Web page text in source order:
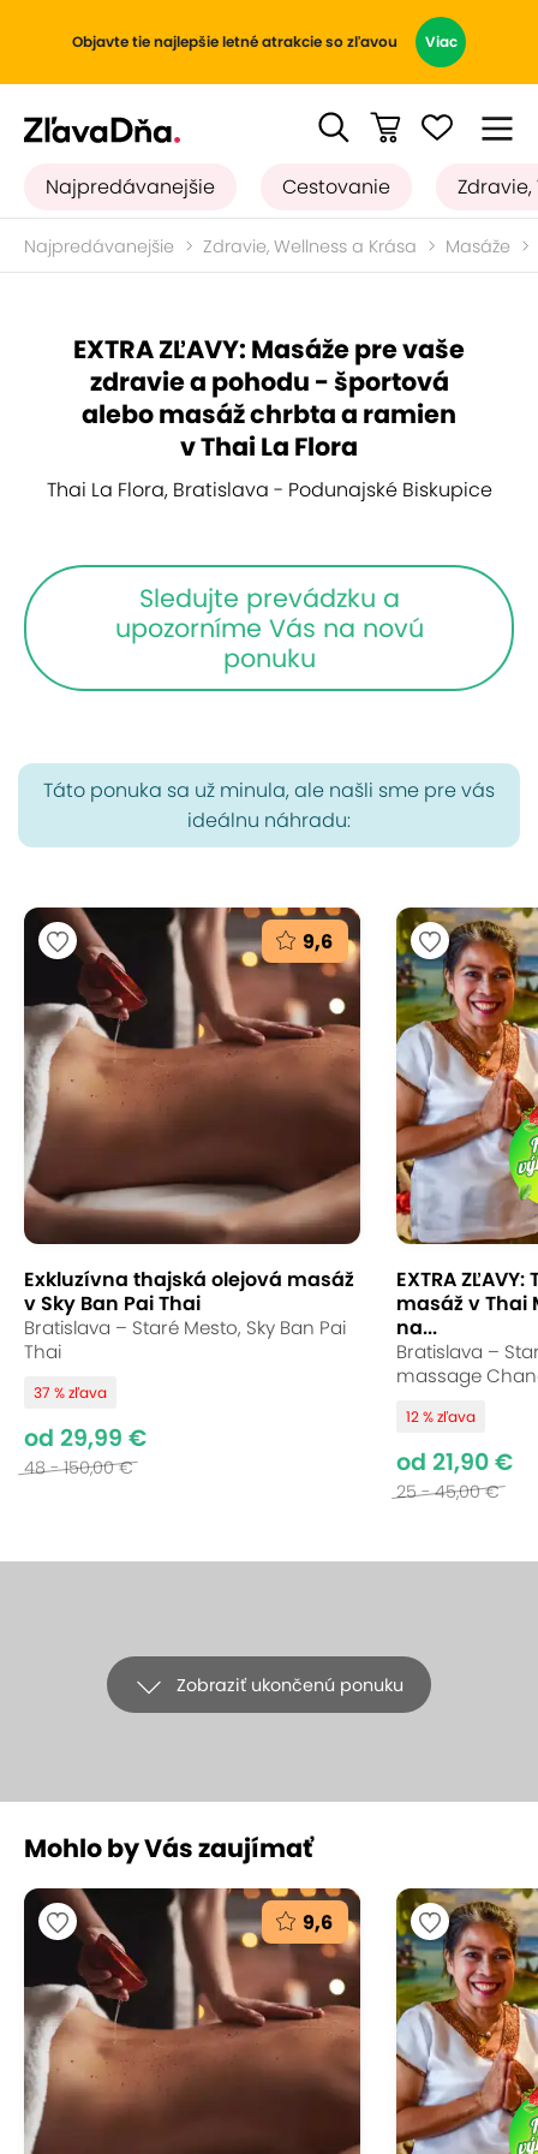
Objavte tie najlepšie letné atrakcie so zľavou Viac
Najpredávanejšie Cestovanie Zdravie,
Najpredávanejšie Zdravie, Wellness a Krása Masáže
EXTRA ZĽAVY: Masáže pre vaše
zdravie a pohodu - športová
alebo masáž chrbta a ramien
v Thai La Flora
Thai La Flora, Bratislava - Podunajské Biskupice
Sledujte prevádzku a
upozorníme Vás na novú
ponuku
Táto ponuka sa už minula, ale našli sme pre vás
ideálnu náhradu:
9,6
Exkluzívna thajská olejová masáž
v Sky Ban Pai Thai
Bratislava – Staré Mesto, Sky Ban Pai
Thai
37 % zľava
od 29,99 €
48 - 150,00 €
EXTRA
masáž v Thai
na...
Bratislava –
massage
12 % zľava
od 21,90 €
25 - 45,00 €
Zobraziť ukončenú ponuku
+1
EXTRA ZĽAVY: Masáže pre vaše
zdravie a pohodu - športová alebo
masáž chrbta a ramien v Thai La Flora
Thai La Flora, Bratislava - Podunajské Biskupice (mapa)
9.6 Vynikajúce hodnotenie
Prebuďte energiu svojho tela s jedinečnou
kombináciou športovej masáže a masáže chrbta v
Mohlo by Vás zaujímať
9,6